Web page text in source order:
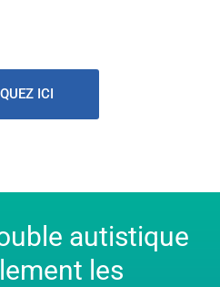
ICI
autistique
les